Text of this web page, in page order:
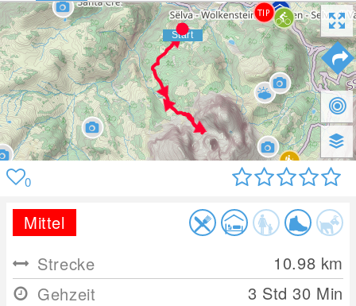
0
Mittel
Strecke
10.98 km
Gehzeit
3 Std 30 Min